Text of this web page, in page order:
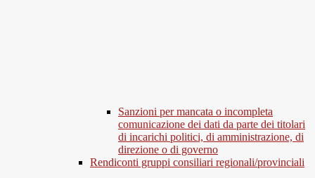
Sanzioni per mancata o incompleta
comunicazione dei dati da parte dei titolari
di incarichi politici, di amministrazione, di
direzione o di governo
Rendiconti gruppi consiliari regionali/provinciali